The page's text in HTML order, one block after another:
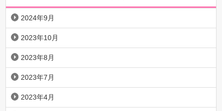
2024年9月
2023年10月
2023年8月
2023年7月
2023年4月